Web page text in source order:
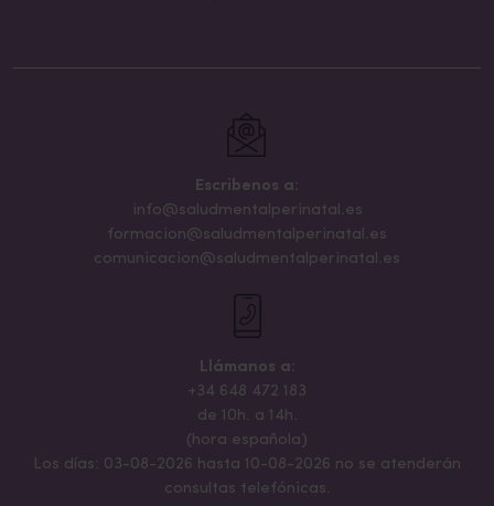
Escribenos a:
info@saludmentalperinatal.es
formacion@saludmentalperinatal.es
comunicacion@saludmentalperinatal.es
Llámanos a:
+34 648 472 183
de 10h. a 14h.
(hora española)
Los días: 03-08-2026 hasta 10-08-2026 no se atenderán
consultas telefónicas.